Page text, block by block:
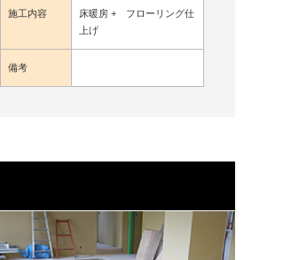
施工内容
床暖房 + フローリング仕
上げ
備考